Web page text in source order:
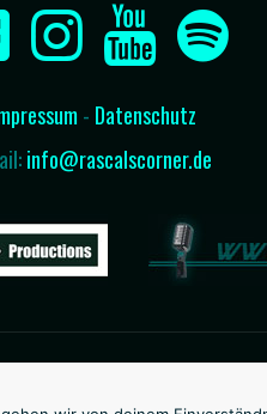
- Datenschutz
info@rascalscorner.de